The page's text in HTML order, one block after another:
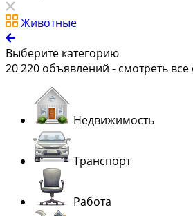
Животные
Выберите категорию
20 220 объявлений - смотреть
Недвижимость
Транспорт
Работа